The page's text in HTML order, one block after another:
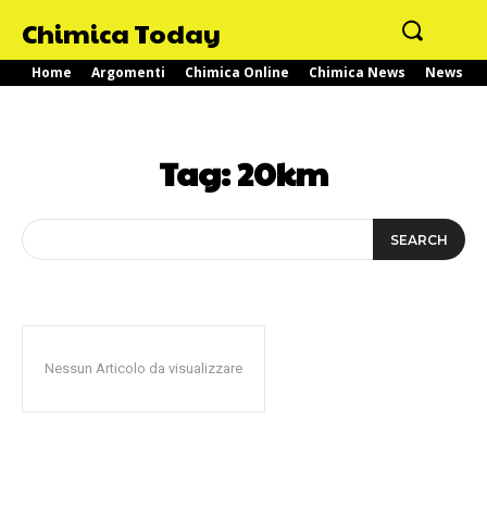
Chimica Today
Home Argomenti Chimica Online Chimica News News
Tag:20km
SEARCH
Nessun Articolo da visualizzare